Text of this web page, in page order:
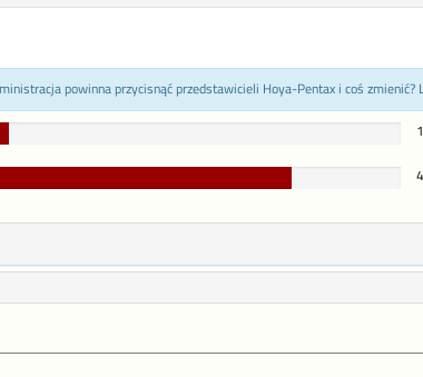
powinna przycisnąć przedstawicieli Hoya-Pentax i coś